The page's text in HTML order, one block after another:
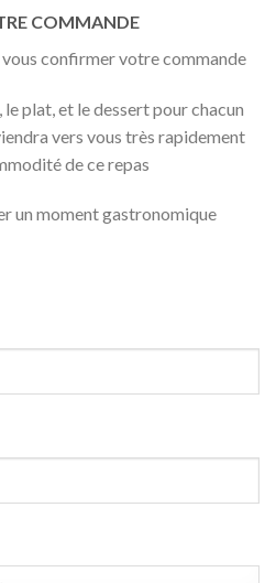
COMMANDE
confirmer votre commande
le plat, et le dessert pour chacun
vers vous très rapidement
de ce repas
un moment gastronomique